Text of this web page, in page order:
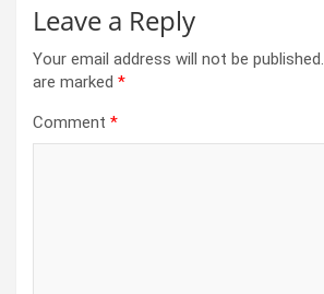
Leave a Reply
Your email address will not be published.
are marked *
Comment *